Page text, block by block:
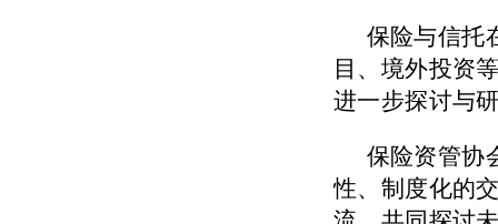
保险与信托
目、境外投资
进一步探讨与
保险资管协
性、制度化的